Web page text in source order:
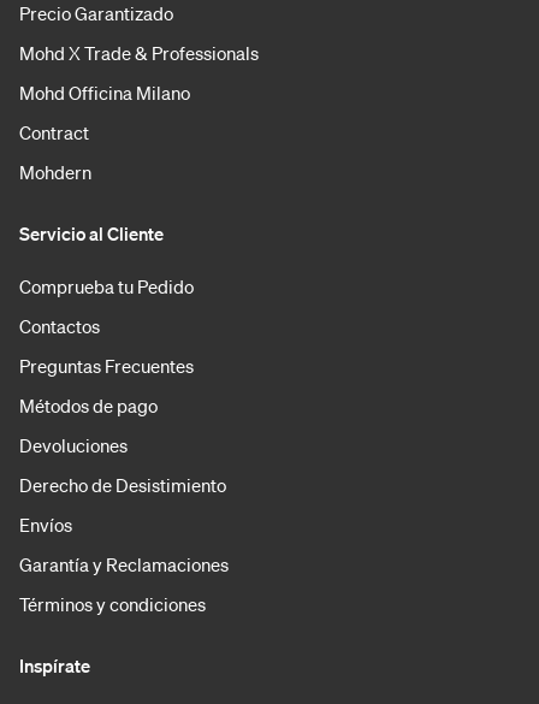
Precio Garantizado
Mohd X Trade & Professionals
Mohd Officina Milano
Contract
Mohdern
Servicio al Cliente
Comprueba tu Pedido
Contactos
Preguntas Frecuentes
Métodos de pago
Devoluciones
Derecho de Desistimiento
Envíos
Garantía y Reclamaciones
Términos y condiciones
Inspírate